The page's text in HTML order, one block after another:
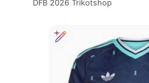
DFB 2026 Trikotshop